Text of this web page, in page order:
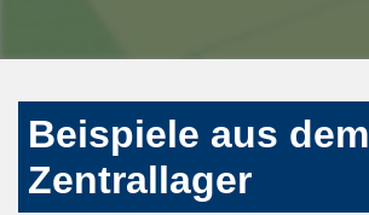
Beispiele aus dem
Zentrallager